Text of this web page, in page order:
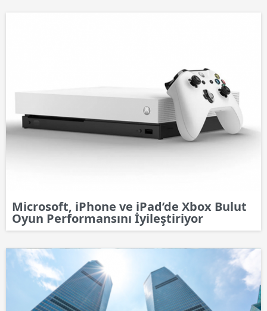
Microsoft, iPhone ve iPad’de Xbox Bulut
Oyun Performansını İyileştiriyor